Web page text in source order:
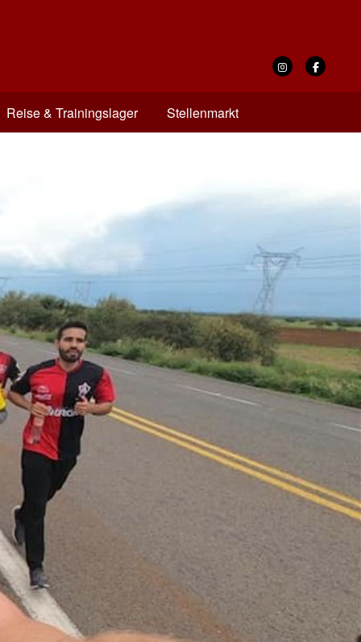
Reise & Trainingslager Stellenmarkt